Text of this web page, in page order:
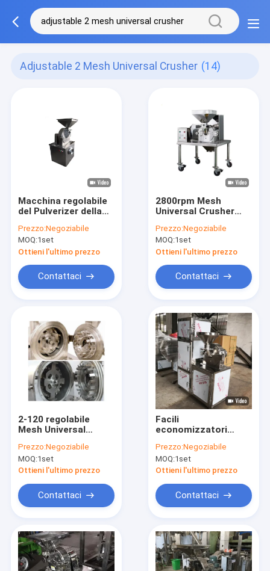
Adjustable 2 Mesh Universal Crusher (14)
Macchina regolabile
del Pulverizer della
Universal Crusher
High Efficiency
Prezzo:Negoziabile
MOQ:1set
Ottieni l'ultimo prezzo
Contattaci
2800rpm Mesh
Universal Crusher
regolabile 300-
1500kg/H
Prezzo:Negoziabile
MOQ:1set
Ottieni l'ultimo prezzo
Contattaci
2-120 regolabile
Mesh Universal
Prezzo:Negoziabile
MOQ:1set
Ottieni l'ultimo prezzo
Contattaci
Facili
economizzatori
funzionare il frantoio
universale con la
maglia regolabile
Prezzo:Negoziabile
MOQ:1set
Ottieni l'ultimo prezzo
Contattaci